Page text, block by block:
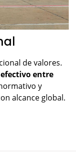
de valores.
entre
y
alcance global.